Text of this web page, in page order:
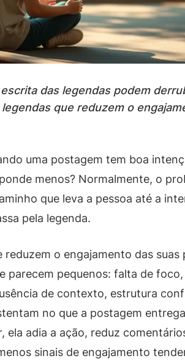
das legendas podem
que reduzem o
uma postagem tem boa
menos? Normalmente, o
que leva a pessoa até a
pela legenda.
reduzem o engajamento das suas
parecem pequenos: falta de
de contexto, estrutura
no que a postagem
ela adia a ação, reduz
sinais de engajamento